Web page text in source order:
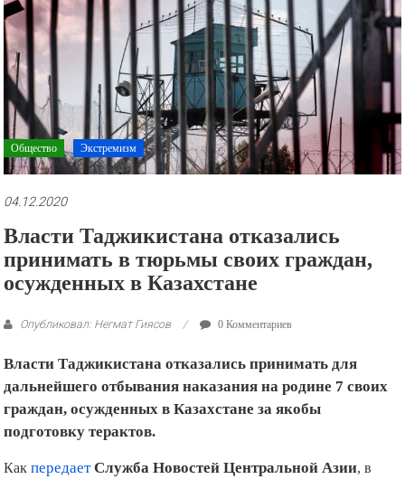
рекламные
ролики
и
презентации.
Общество Экстремизм
04.12.2020
Власти Таджикистана отказались
принимать в тюрьмы своих граждан,
осужденных в Казахстане
Опубликовал: Негмат Гиясов 0 Комментариев
Власти Таджикистана отказались принимать для
дальнейшего отбывания наказания на родине 7 своих
граждан, осужденных в Казахстане за якобы
подготовку терактов.
КакпередаетСлужба Новостей Центральной Азии, в